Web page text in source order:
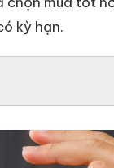
kỳ hạn.